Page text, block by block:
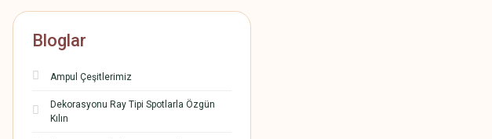
Bloglar
Ampul Çeşitlerimiz
Dekorasyonu Ray Tipi Spotlarla Özgün
Kılın